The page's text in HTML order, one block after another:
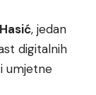
, jedan
digitalnih
umjetne